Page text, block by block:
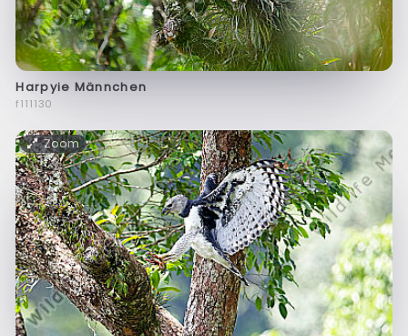
Harpyie Männchen
f111130
Zoom